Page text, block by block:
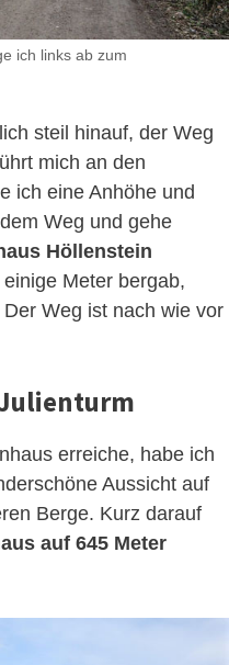
ich links ab zum
steil hinauf, der Weg
mich an den
ich eine Anhöhe und
Weg und gehe
Höllenstein
einige Meter bergab,
Weg ist nach wie vor
erreiche, habe ich
Aussicht auf
Berge. Kurz darauf
auf 645 Meter